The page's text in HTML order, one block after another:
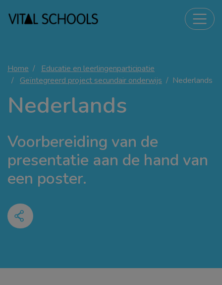
Home
Educatie en leerlingenparticipatie
Geïntegreerd project secundair onderwijs
Nederlands
Nederlands
Voorbereiding van de
presentatie aan de hand van
een poster.